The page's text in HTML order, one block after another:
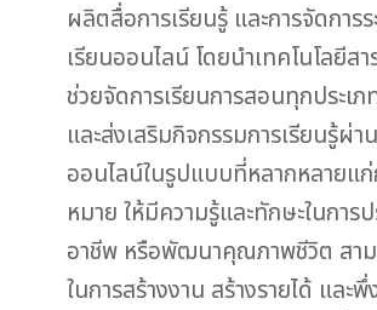
ผลิตสื่อการเรียนรู้ และการจัดการ
เรียนออนไลน์ โดยนำเทคโนโลยีส
ช่วยจัดการเรียนการสอนทุกประเ
และส่งเสริมกิจกรรมการเรียนรู้ผ่า
ออนไลน์ในรูปแบบที่หลากหลายแ
หมาย ให้มีความรู้และทักษะในการ
อาชีพ หรือพัฒนาคุณภาพชีวิต สาม
ในการสร้างงาน สร้างรายได้ และ